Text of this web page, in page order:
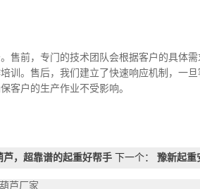
前，专门的技术团队会根据客户的具体需
训。售后，我们建立了快速响应机制，一
客户的生产作业不受影响。
，超靠谱的起重好帮手 下一个： 豫新起重
芦厂家